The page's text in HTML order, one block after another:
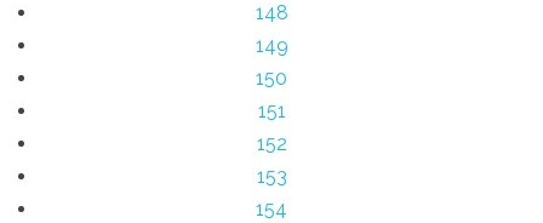
148
149
150
151
152
153
154